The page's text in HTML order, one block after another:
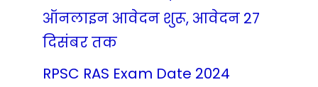
ऑनलाइन आवेदन शुरू, आवेदन 27
दिसंबर तक
RPSC RAS Exam Date 2024